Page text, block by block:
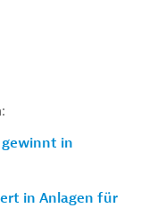
in
in Anlagen für